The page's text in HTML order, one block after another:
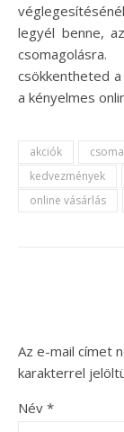
legyél benne,
csökkentheted
a kényelmes
akciók
kedvezmények
online vásárlás
Az e-mail címet
karakterrel
Név *